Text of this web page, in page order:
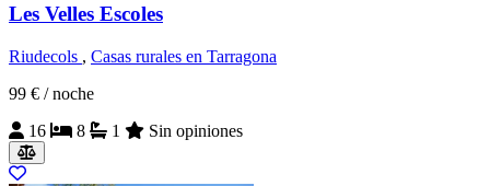
Les Velles Escoles
Riudecols , Casas rurales en Tarragona
99 € / noche
16
8 1 Sin opiniones